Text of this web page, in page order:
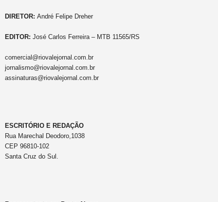
DIRETOR: André Felipe Dreher
EDITOR: José Carlos Ferreira – MTB 11565/RS
comercial@riovalejornal.com.br
jornalismo@riovalejornal.com.br
assinaturas@riovalejornal.com.br
ESCRITÓRIO E REDAÇÃO
Rua Marechal Deodoro,1038
CEP 96810-102
Santa Cruz do Sul.